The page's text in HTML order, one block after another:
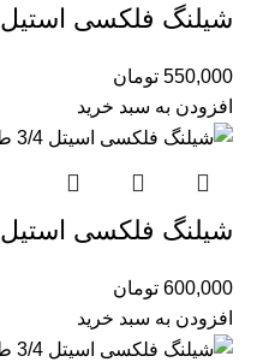
شیلنگ فلکسی استیل 3/4 طول 40 سانتی
550,000 تومان
افزودن به سبد خرید
شیلنگ فلکسی استیل 3/4 طول 50 سانتی
600,000 تومان
افزودن به سبد خرید